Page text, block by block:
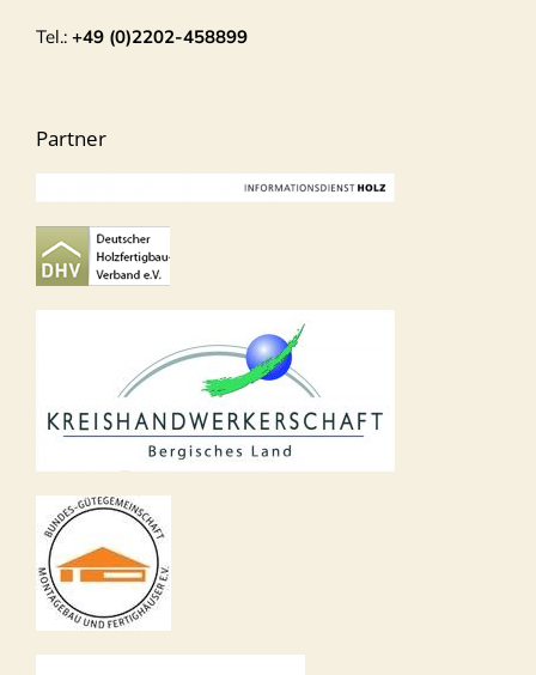
Tel.: +49 (0)2202-458899
Partner